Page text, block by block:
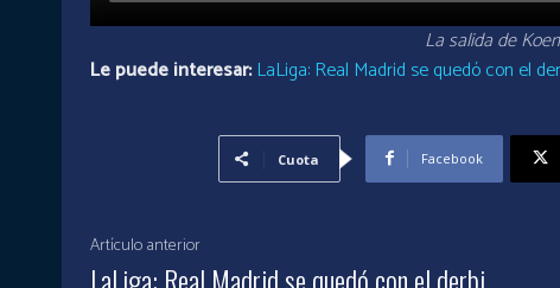
La salida de
Le puede interesar:LaLiga: Real Madrid se quedó con el
Cuota Facebook
Artículo anterior